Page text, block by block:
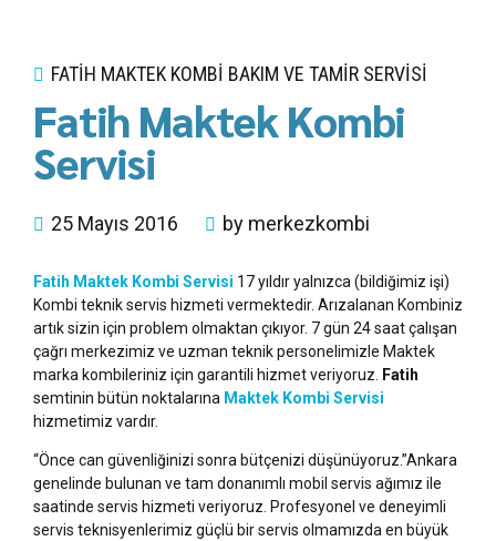
FATIH MAKTEK KOMBI BAKIM VE TAMIR SERVISI
Fatih Maktek Kombi
Servisi
25 Mayıs 2016 by merkezkombi
Fatih Maktek Kombi Servisi 17 yıldır yalnızca (bildiğimiz işi)
Kombi teknik servis hizmeti vermektedir. Arızalanan Kombiniz
artık sizin için problem olmaktan çıkıyor. 7 gün 24 saat çalışan
çağrı merkezimiz ve uzman teknik personelimizle Maktek
marka kombileriniz için garantili hizmet veriyoruz.
Fatih
semtinin bütün noktalarına Maktek Kombi Servisi
hizmetimiz vardır.
“Önce can güvenliğinizi sonra bütçenizi düşünüyoruz.”Ankara
genelinde bulunan ve tam donanımlı mobil servis ağımız ile
saatinde servis hizmeti veriyoruz. Profesyonel ve deneyimli
servis teknisyenlerimiz güçlü bir servis olmamızda en büyük